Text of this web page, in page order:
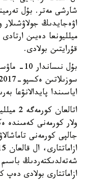
شارشى مەتر. بۇل
قۇرايتىن بولادى.
اياسىندا پايدالانۋعا
ولار كورمەنى كەمىندە
شەتەلدىكتەردىڭ
ازاماتتارى بولادى دەپ